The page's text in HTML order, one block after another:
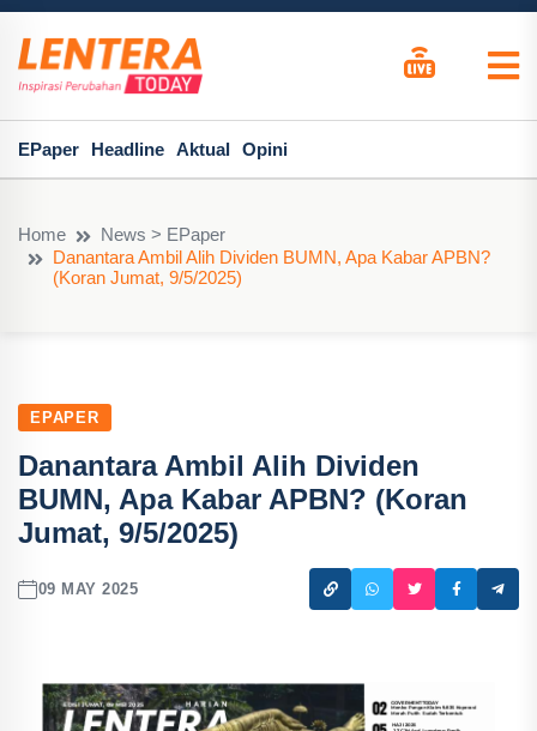
EPaper Headline Aktual Opini
Home
News > EPaper
Danantara Ambil Alih Dividen BUMN, Apa Kabar APBN?
(Koran Jumat, 9/5/2025)
EPAPER
Danantara Ambil Alih Dividen
BUMN, Apa Kabar APBN? (Koran
Jumat, 9/5/2025)
09 MAY 2025